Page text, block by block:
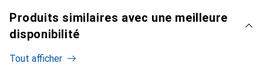
Produits similaires avec une meilleure
disponibilité
Tout afficher